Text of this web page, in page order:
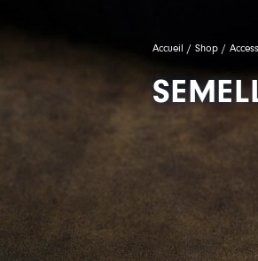
Accueil / Shop /